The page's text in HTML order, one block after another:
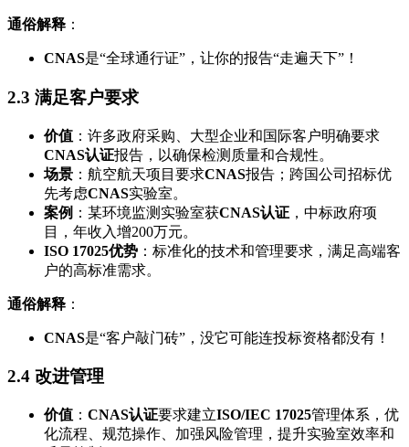
通俗解释 ：
CNAS是“全球通行证”，让你的报告“走遍天下”！
2.3 满足客户要求
价值 ：许多政府采购、大型企业和国际客户明确要求
CNAS认证报告，以确保检测质量和合规性。
场景 ：航空航天项目要求CNAS报告；跨国公司招标优
先考虑CNAS实验室。
案例 ：某环境监测实验室获CNAS认证 ，中标政府项
目，年收入增200万元。
ISO 17025优势 ：标准化的技术和管理要求，满足高端客
户的高标准需求。
通俗解释 ：
CNAS是“客户敲门砖”，没它可能连投标资格都没有！
2.4 改进管理
价值 ： CNAS认证要求建立ISO/IEC 17025管理体系，优
化流程、规范操作、加强风险管理，提升实验室效率和